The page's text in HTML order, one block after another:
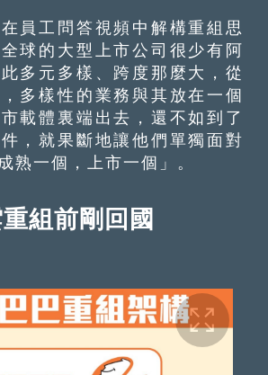
工問答視頻中解構重組思
球的大型上市公司很少有阿
多元多樣、跨度那麼大，從
多樣性的業務與其放在一個
載體裏端出去，還不如到了
，就果斷地讓他們單獨面對
熟一個，上市一個」。
組前剛回國